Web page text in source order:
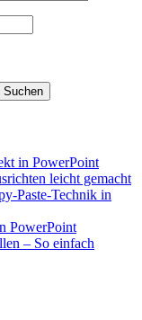
in PowerPoint
leicht gemacht
Paste-Technik in
PowerPoint
– So einfach